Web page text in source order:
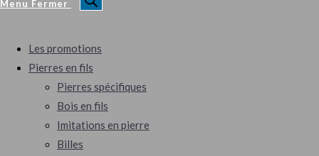
Menu Fermer
Les promotions
Pierres en fils
Pierres spécifiques
Bois en fils
Imitations en pierre
Billes